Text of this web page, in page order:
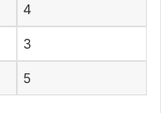
4
3
5